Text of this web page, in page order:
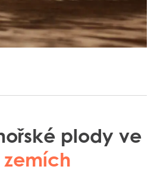
plody ve
zemích